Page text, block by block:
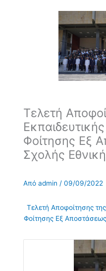
Τελετή
Φοίτησης Εξ
Σχολής
Απόadmin /09/09/2022
Τελετή Αποφοίτησης
Φοίτησης Εξ